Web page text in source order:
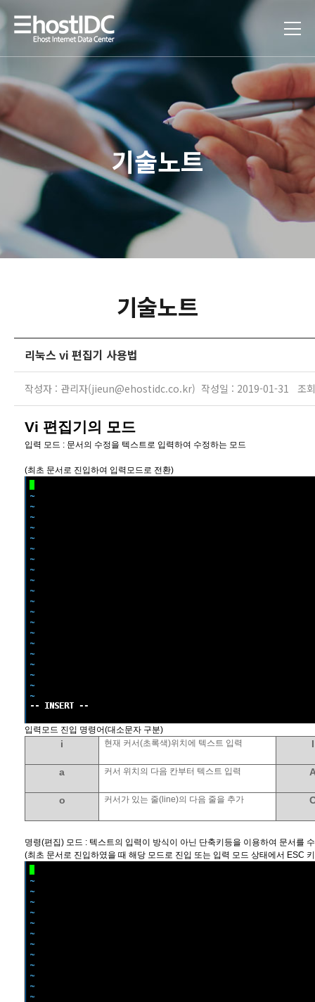
기술노트
기술노트
리눅스 vi 편집기 사용법
작성자 : 관리자(jieun@ehostidc.co.kr) 작성일 : 2019-01-31 조
Vi 편집기의 모드
입력 모드 : 문서의 수정을 텍스트로 입력하여 수정하는 모드
(최초 문서로 진입하여 입력모드로 전환)
입력모드 진입 명령어(대소문자 구분)
i 현재 커서(초록색)위치에 텍스트 입력 I
a 커서 위치의 다음 칸부터 텍스트 입력
o 커서가 있는 줄(line)의 다음 줄을 추가
명령(편집) 모드 : 텍스트의 입력이 방식이 아닌 단축키등을 이용하여 문서를
(최초 문서로 진입하였을 때 해당 모드로 진입 또는 입력 모드 상태에서 ESC